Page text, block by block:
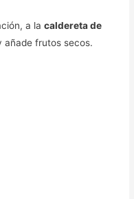
a lacaldereta de
añade frutos secos.